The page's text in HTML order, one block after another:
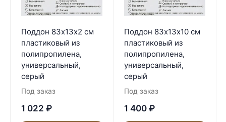
Поддон 83х13х2 см
пластиковый из
полипропилена,
универсальный,
серый
Под заказ
1 022 ₽
Поддон 83х13х10 см
пластиковый из
полипропилена,
универсальный,
серый
Под заказ
1 400 ₽